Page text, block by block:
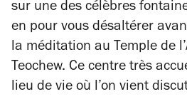
sur une des célèbres
en pour vous désaltérer
la méditation au Temple de
Teochew. Ce centre très
lieu de vie où l’on vient